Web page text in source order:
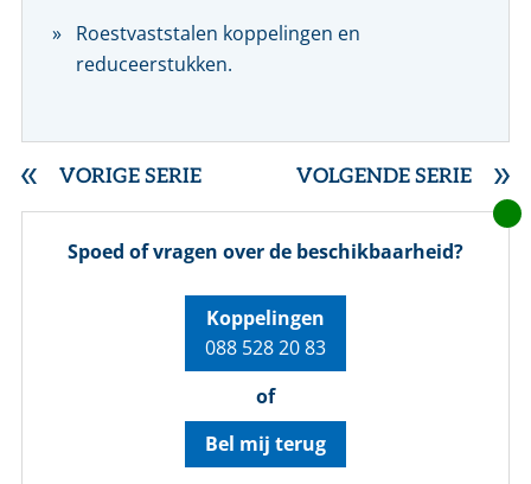
Roestvaststalen koppelingen en
reduceerstukken.
VORIGE SERIE VOLGENDE SERIE
Spoed of vragen over de beschikbaarheid?
Koppelingen
088 528 20 83
of
Bel mij terug